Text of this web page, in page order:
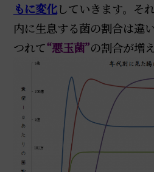
もに変化していきます。そ
内に生息する菌の割合は違
つれて“悪玉菌”の割合が増